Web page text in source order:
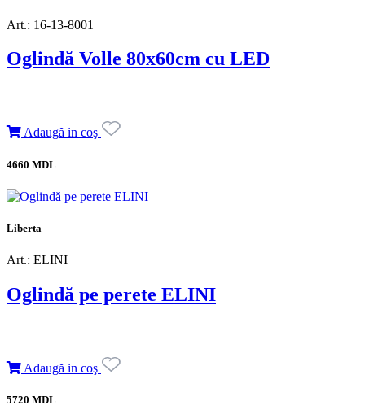
Art.: 16-13-8001
Oglindă Volle 80x60cm cu LED
Adaugă in coş
4660 MDL
Liberta
Art.: ELINI
Oglindă pe perete ELINI
Adaugă in coş
5720 MDL